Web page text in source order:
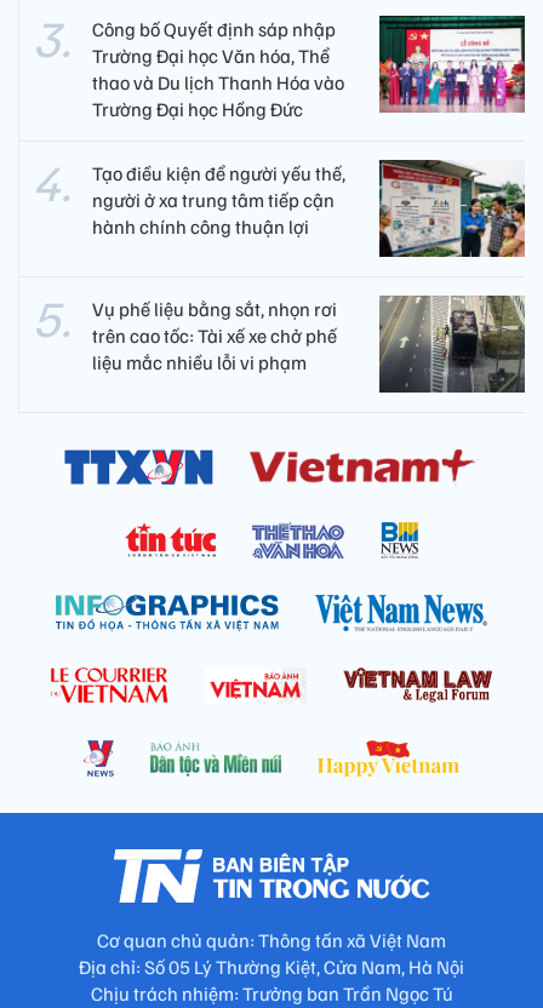
Công bố Quyết định sáp nhập
Trường Đại học Văn hóa, Thể
thao và Du lịch Thanh Hóa vào
Trường Đại học Hồng Đức
Tạo điều kiện để người yếu thế,
người ở xa trung tâm tiếp cận
hành chính công thuận lợi
Vụ phế liệu bằng sắt, nhọn rơi
trên cao tốc: Tài xế xe chở phế
liệu mắc nhiều lỗi vi phạm
Cơ quan chủ quản: Thông tấn xã Việt Nam
Địa chỉ: Số 05 Lý Thường Kiệt, Cửa Nam, Hà Nội
Chịu trách nhiệm: Trưởng ban Trần Ngọc Tú